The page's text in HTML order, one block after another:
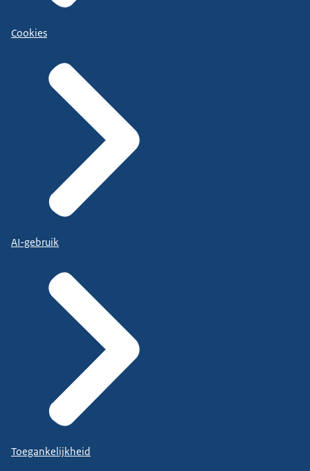
Cookies
AI-gebruik
Toegankelijkheid